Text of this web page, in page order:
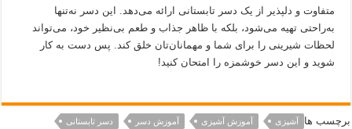
متفاوت و دلپذیر از یک دسر تابستانی ارائه می‌دهد. این دسر نه‌تنها
به‌راحتی تهیه می‌شود، بلکه با ظاهر جذاب و طعم بی‌نظیر خود، می‌تواند
لحظات شیرینی را برای شما و مهمانان‌تان خلق کند. پس دست به کار
شوید و این دسر خوشمزه را امتحان کنید!
برچسب ها آشپزی آموزش آشپزی آموزش دسر
دسر تابستانی